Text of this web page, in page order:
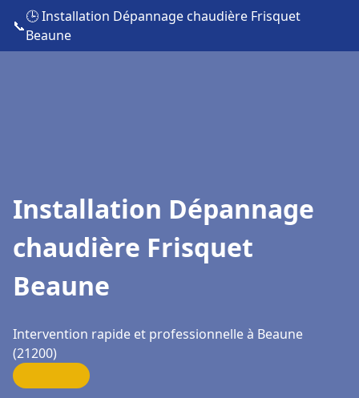
📞
🕒 Installation Dépannage chaudière Frisquet
Beaune
Installation Dépannage
chaudière Frisquet
Beaune
Intervention rapide et professionnelle à Beaune
(21200)